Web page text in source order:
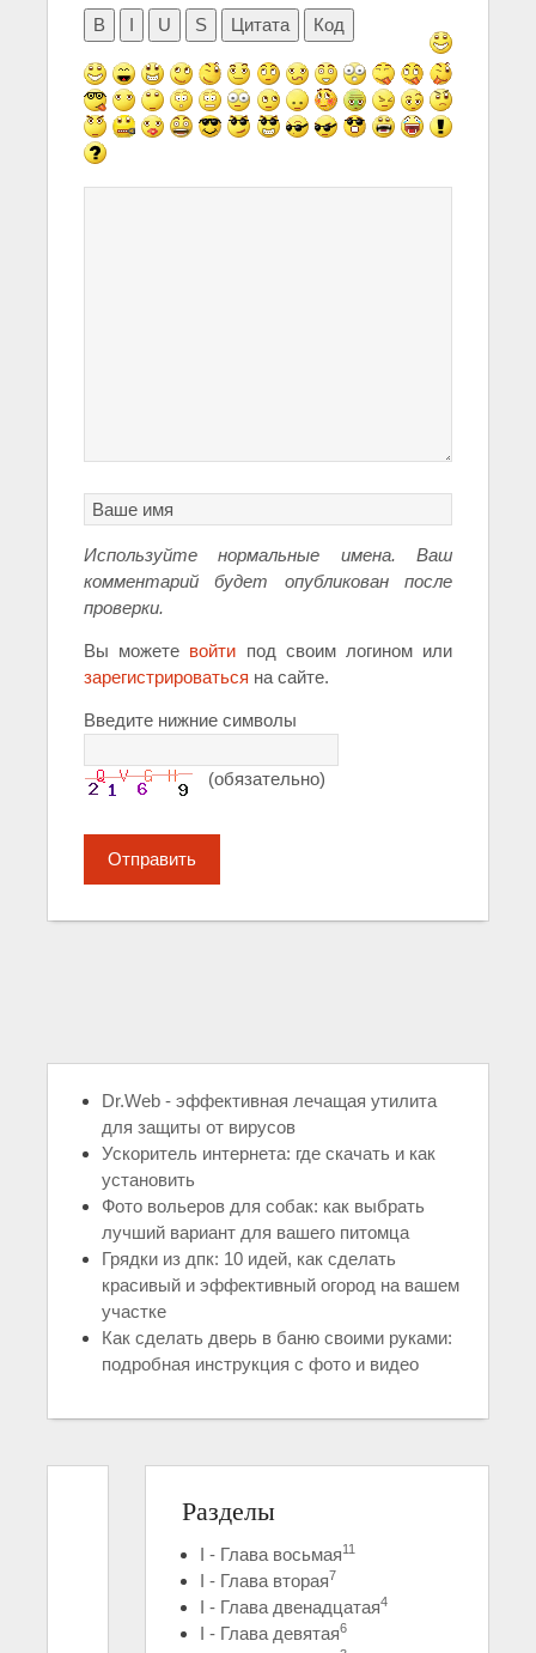
B I U S Цитата Код
Используйте нормальные имена. Ваш
комментарий будет опубликован после
проверки.
Вы можете войти под своим логином или
зарегистрироваться на сайте.
Введите нижние символы
(обязательно)
Отправить
Dr.Web - эффективная лечащая утилита
для защиты от вирусов
Ускоритель интернета: где скачать и как
установить
Фото вольеров для собак: как выбрать
лучший вариант для вашего питомца
Грядки из дпк: 10 идей, как сделать
красивый и эффективный огород на вашем
участке
Как сделать дверь в баню своими руками:
подробная инструкция с фото и видео
Разделы
I - Глава восьмая11
I - Глава вторая7
I - Глава двенадцатая4
I - Глава девятая6